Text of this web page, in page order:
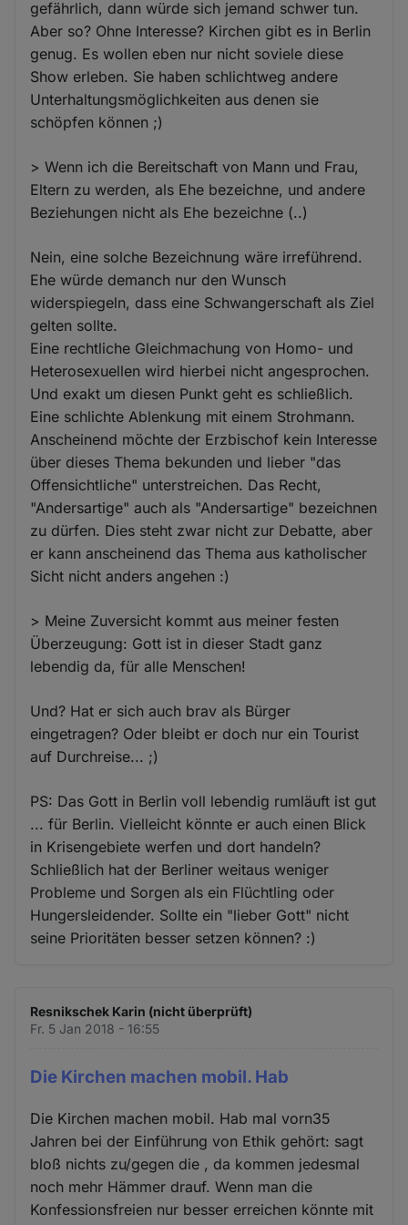
gefährlich, dann würde sich jemand schwer tun.
Aber so? Ohne Interesse? Kirchen gibt es in Berlin
genug. Es wollen eben nur nicht soviele diese
Show erleben. Sie haben schlichtweg andere
Unterhaltungsmöglichkeiten aus denen sie
schöpfen können ;)
> Wenn ich die Bereitschaft von Mann und Frau,
Eltern zu werden, als Ehe bezeichne, und andere
Beziehungen nicht als Ehe bezeichne (..)
Nein, eine solche Bezeichnung wäre irreführend.
Ehe würde demanch nur den Wunsch
widerspiegeln, dass eine Schwangerschaft als Ziel
gelten sollte.
Eine rechtliche Gleichmachung von Homo- und
Heterosexuellen wird hierbei nicht angesprochen.
Und exakt um diesen Punkt geht es schließlich.
Eine schlichte Ablenkung mit einem Strohmann.
Anscheinend möchte der Erzbischof kein Interesse
über dieses Thema bekunden und lieber "das
Offensichtliche" unterstreichen. Das Recht,
"Andersartige" auch als "Andersartige" bezeichnen
zu dürfen. Dies steht zwar nicht zur Debatte, aber
er kann anscheinend das Thema aus katholischer
Sicht nicht anders angehen :)
> Meine Zuversicht kommt aus meiner festen
Überzeugung: Gott ist in dieser Stadt ganz
lebendig da, für alle Menschen!
Und? Hat er sich auch brav als Bürger
eingetragen? Oder bleibt er doch nur ein Tourist
auf Durchreise... ;)
PS: Das Gott in Berlin voll lebendig rumläuft ist gut
... für Berlin. Vielleicht könnte er auch einen Blick
in Krisengebiete werfen und dort handeln?
Schließlich hat der Berliner weitaus weniger
Probleme und Sorgen als ein Flüchtling oder
Hungersleidender. Sollte ein "lieber Gott" nicht
seine Prioritäten besser setzen können? :)
Resnikschek Karin (nicht überprüft)
Fr. 5 Jan 2018 - 16:55
Die Kirchen machen mobil. Hab
Die Kirchen machen mobil. Hab mal vorn35
Jahren bei der Einführung von Ethik gehört: sagt
bloß nichts zu/gegen die , da kommen jedesmal
noch mehr Hämmer drauf. Wenn man die
Konfessionsfreien nur besser erreichen könnte mit